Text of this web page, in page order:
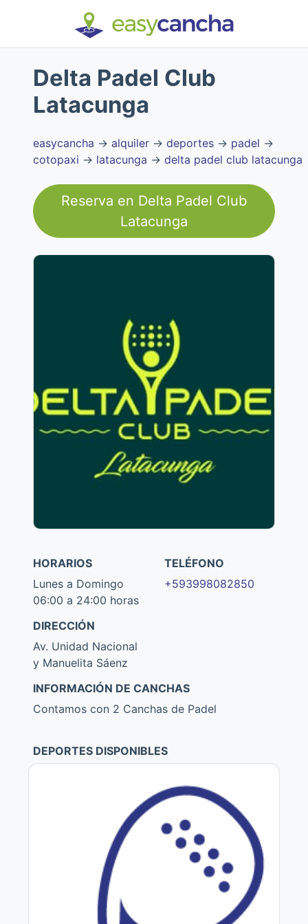
Delta Padel Club
Latacunga
easycancha → alquiler → deportes → padel →
cotopaxi → latacunga → delta padel club latacunga
Reserva en Delta Padel Club
Latacunga
HORARIOS
Lunes a Domingo
06:00 a 24:00 horas
TELÉFONO
+593998082850
DIRECCIÓN
Av. Unidad Nacional
y Manuelita Sáenz
INFORMACIÓN DE CANCHAS
Contamos con 2 Canchas de Padel
DEPORTES DISPONIBLES